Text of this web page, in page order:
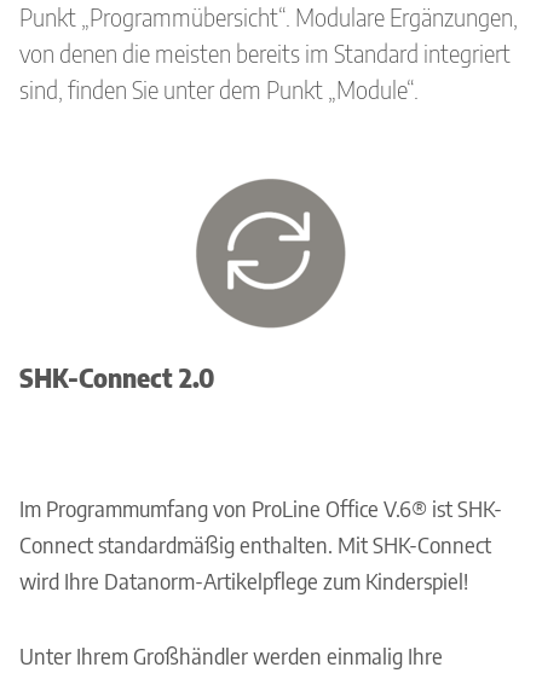
Punkt „Programmübersicht“. Modulare Ergänzungen,
von denen die meisten bereits im Standard integriert
sind, finden Sie unter dem Punkt „Module“.
SHK-Connect 2.0
Im Programmumfang von ProLine Office V.6® ist SHK-
Connect standardmäßig enthalten. Mit SHK-Connect
wird Ihre Datanorm-Artikelpflege zum Kinderspiel!
Unter Ihrem Großhändler werden einmalig Ihre
Datenschutzerklärung
Nutzungsbedingungen